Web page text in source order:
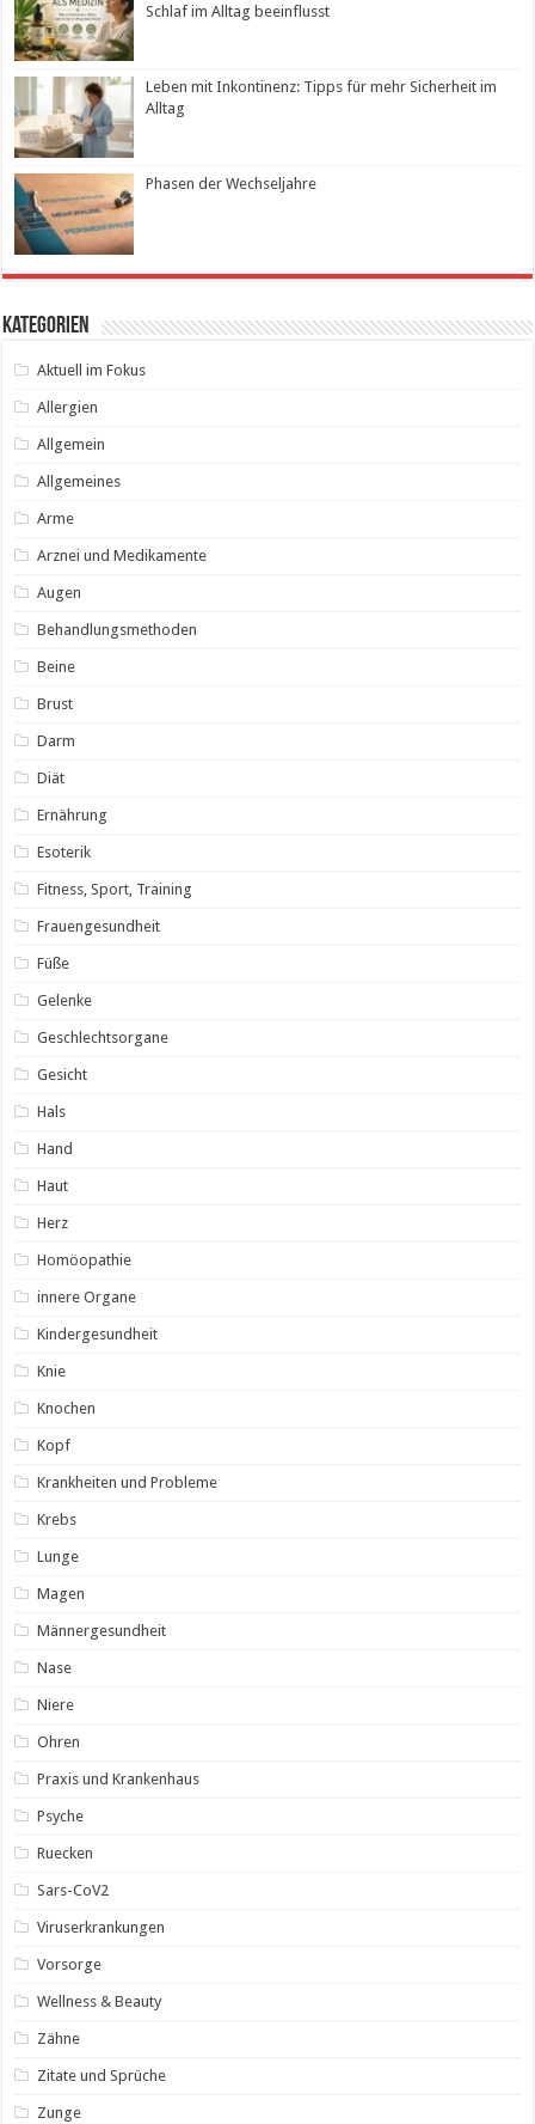
Schlaf im Alltag beeinflusst
Leben mit Inkontinenz: Tipps für mehr Sicherheit im
Alltag
Phasen der Wechseljahre
Kategorien
Aktuell im Fokus
Allergien
Allgemein
Allgemeines
Arme
Arznei und Medikamente
Augen
Behandlungsmethoden
Beine
Brust
Darm
Diät
Ernährung
Esoterik
Fitness, Sport, Training
Frauengesundheit
Füße
Gelenke
Geschlechtsorgane
Gesicht
Hals
Hand
Haut
Herz
Homöopathie
innere Organe
Kindergesundheit
Knie
Knochen
Kopf
Krankheiten und Probleme
Krebs
Lunge
Magen
Männergesundheit
Nase
Niere
Ohren
Praxis und Krankenhaus
Psyche
Ruecken
Sars-CoV2
Viruserkrankungen
Vorsorge
Wellness & Beauty
Zähne
Zitate und Sprüche
Zunge